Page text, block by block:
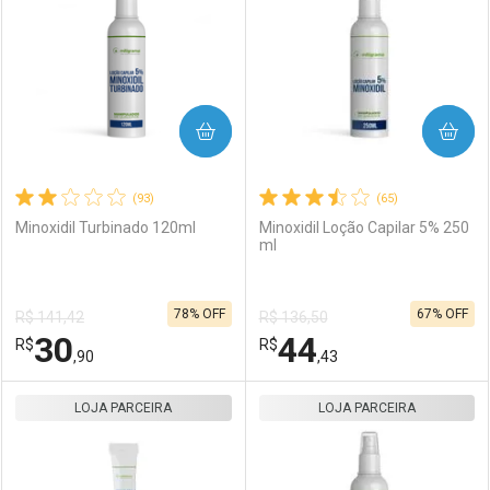
(93)
Minoxidil Turbinado 120ml
R$ 141,42
R$30,90
78% OFF
COMPRAR
Laboratório
Por Menos
(65)
Minoxidil Loção Capilar 5% 250
ml
R$ 136,50
R$44,43
67% OFF
COMPRAR
Laboratório
Por Menos
LOJA PARCEIRA LOJA PARCEIRA